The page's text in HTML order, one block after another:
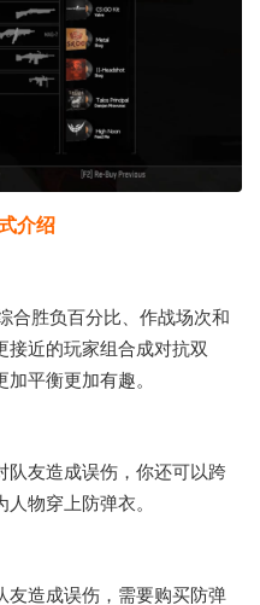
介绍
合胜负百分比、作战场次和
接近的玩家组合成对抗双
平衡更加有趣。
队友造成误伤，你还可以跨
物穿上防弹衣。
友造成误伤，需要购买防弹